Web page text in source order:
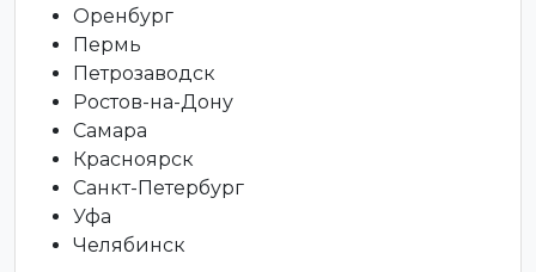
Оренбург
Пермь
Петрозаводск
Ростов-на-Дону
Самара
Красноярск
Санкт-Петербург
Уфа
Челябинск